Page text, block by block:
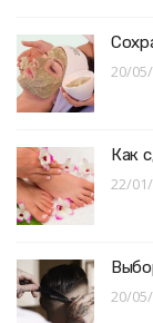
20/
Как
22/
20/